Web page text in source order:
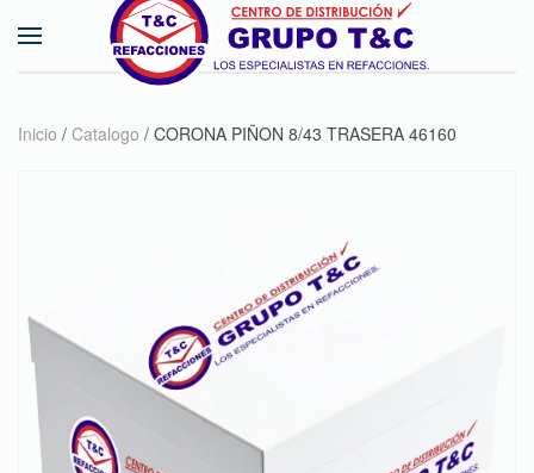
Skip to main content
Inicio / Catalogo / CORONA PIÑON 8/43 TRASERA 46160